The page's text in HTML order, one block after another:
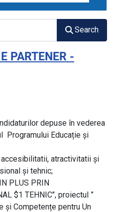
Search
PARTENER -
depuse în vederea
Programului Educație și
atractivitatii și
și tehnic;
PLUS PRIN
$1 TEHNIC", proiectul ”
și Competențe pentru Un